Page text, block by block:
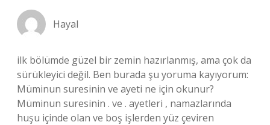
Hayal
ilk bölümde güzel bir zemin hazırlanmış, ama çok da
sürükleyici değil. Ben burada şu yoruma kayıyorum:
Müminun suresinin ve ayeti ne için okunur?
Müminun suresinin . ve . ayetleri , namazlarında
huşu içinde olan ve boş işlerden yüz çeviren